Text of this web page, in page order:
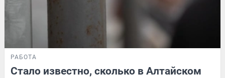
РАБОТА
Стало известно, сколько в Алтайском